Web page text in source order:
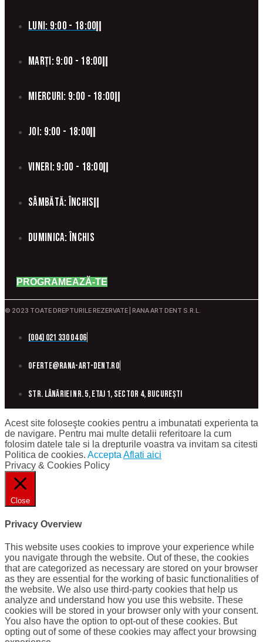
Luni: 9:00 - 18:00
Marți: 9:00 - 18:00
Miercuri: 9:00 - 18:00
Joi: 9:00 - 18:00
Vineri: 9:00 - 18:00
Sâmbătă: Închis
Duminica: Închis
PROGRAMEAZĂ-TE
© 2023 TOATE DREPTURILE REZERVATE | RANA ART DENT S.R.L.
(004) 021 330 04 06
oferte@rana-art-dent.ro
Str. Lânăriei nr. 5, etaj 1, sector 4, București
Acest site foloseşte cookies pentru a imbunatati experienta ta
de navigare. Pentru mai multe detalii referitoare la cum
folosim datele tale si la drepturile voastra va invitam sa citesti
Politica de cookies. Accepta Aflati aici
Privacy & Cookies Policy
Close
Privacy Overview
This website uses cookies to improve your experience while
you navigate through the website. Out of these, the cookies
that are categorized as necessary are stored on your browser
as they are essential for the working of basic functionalities of
the website. We also use third-party cookies that help us
analyze and understand how you use this website. These
cookies will be stored in your browser only with your consent.
You also have the option to opt-out of these cookies. But
opting out of some of these cookies may affect your browsing